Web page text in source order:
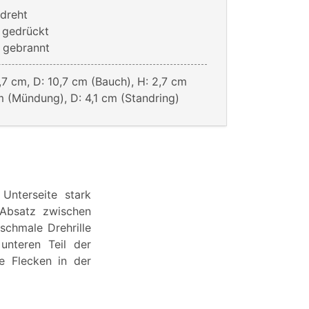
cm, D: 10,7 cm (Bauch), H: 2,7 cm
(Mündung), D: 4,1 cm (Standring)
stark
zwischen
Drehrille
Teil der
Flecken in der